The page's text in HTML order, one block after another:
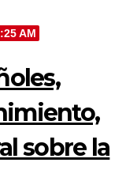
AM
sobre la